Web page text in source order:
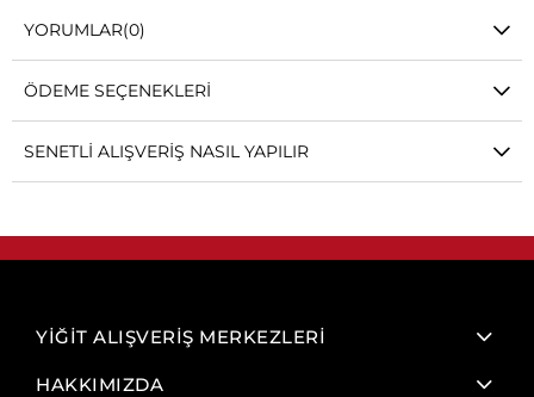
YORUMLAR(0)
ÖDEME SEÇENEKLERI
SENETLI ALIŞVERIŞ NASIL YAPILIR
YİĞİT ALIŞVERİŞ MERKEZLERİ
HAKKIMIZDA